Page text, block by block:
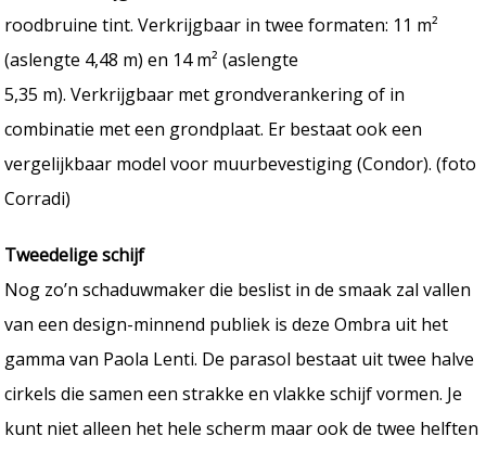
roodbruine tint. Verkrijgbaar in twee formaten: 11 m²
(aslengte 4,48 m) en 14 m² (aslengte
5,35 m). Verkrijgbaar met grondverankering of in
combinatie met een grondplaat. Er bestaat ook een
vergelijkbaar model voor muurbevestiging (Condor). (foto
Corradi)
Tweedelige schijf
Nog zo’n schaduwmaker die beslist in de smaak zal vallen
van een design-minnend publiek is deze Ombra uit het
gamma van Paola Lenti. De parasol bestaat uit twee halve
cirkels die samen een strakke en vlakke schijf vormen. Je
kunt niet alleen het hele scherm maar ook de twee helften